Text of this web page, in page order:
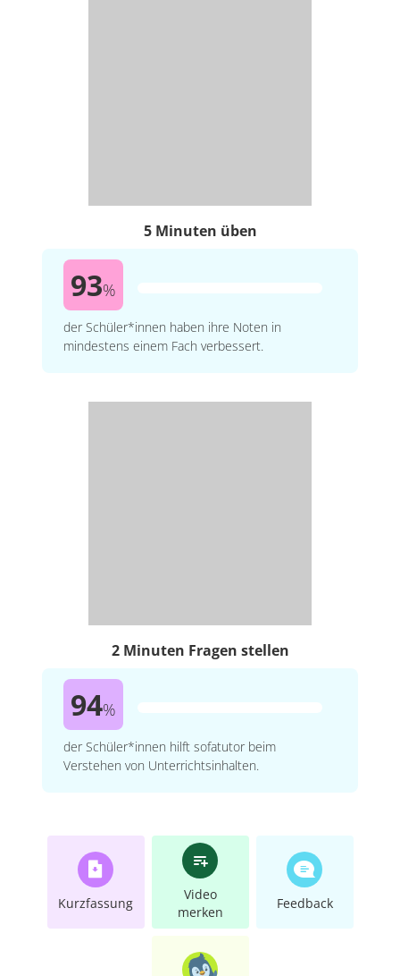
5 Minuten üben
93%
der Schüler*innen haben ihre Noten in
mindestens einem Fach verbessert.
2 Minuten Fragen stellen
94%
der Schüler*innen hilft sofatutor beim
Verstehen von Unterrichtsinhalten.
Kurzfassung
Video
merken
Feedback